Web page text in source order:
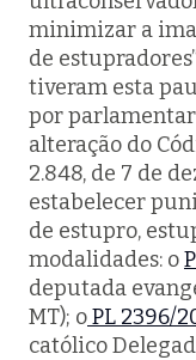
minimizar a
de
tiveram esta
por
alteração do
2.848, de 7 de
estabelecer
de estupro,
modalidades: o
deputada
MT); oPL 2396/
católico